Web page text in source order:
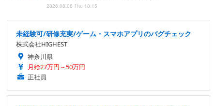
2026.08.06 Thu 10:15
未経験可/研修充実/ゲーム・スマホアプリのバグチェック
株式会社HIGHEST
神奈川県
月給27万円～50万円
正社員